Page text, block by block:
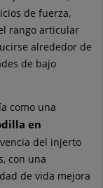
de fuerza,
rango articular
alrededor de
de bajo
como una
en
del injerto
con una
de vida mejora